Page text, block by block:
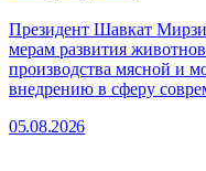
Президент Шавкат
мерам развития
производства мясной и
внедрению в сферу
05.08.2026